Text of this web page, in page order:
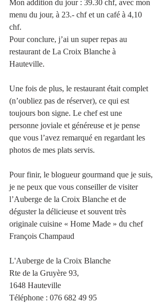
Mon addition du jour : 39.30 chf, avec mon
menu du jour, à 23.- chf et un café à 4,10
chf.
Pour conclure, j’ai un super repas au
restaurant de La Croix Blanche à
Hauteville.
Une fois de plus, le restaurant était complet
(n’oubliez pas de réserver), ce qui est
toujours bon signe. Le chef est une
personne joviale et généreuse et je pense
que vous l’avez remarqué en regardant les
photos de mes plats servis.
Pour finir, le blogueur gourmand que je suis,
je ne peux que vous conseiller de visiter
l’Auberge de la Croix Blanche et de
déguster la délicieuse et souvent très
originale cuisine « Home Made » du chef
François Champaud
L'Auberge de la Croix Blanche
Rte de la Gruyère 93,
1648 Hauteville
Téléphone : 076 682 49 95